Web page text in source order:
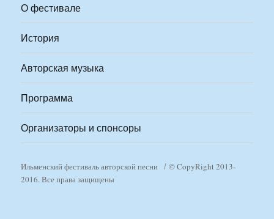
О фестивале
История
Авторская музыка
Программа
Организаторы и спонсоры
Ильменский фестиваль авторской песни
© CopyRight 2013-
2016. Все права защищены